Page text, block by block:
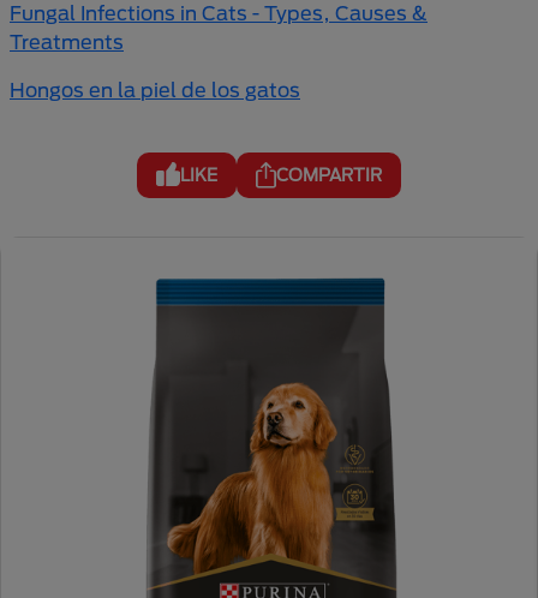
Fungal Infections in Cats - Types, Causes &
Treatments
Hongos en la piel de los gatos
LIKE COMPARTIR